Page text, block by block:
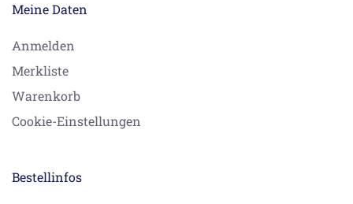
Meine Daten
Anmelden
Merkliste
Warenkorb
Cookie-Einstellungen
Bestellinfos